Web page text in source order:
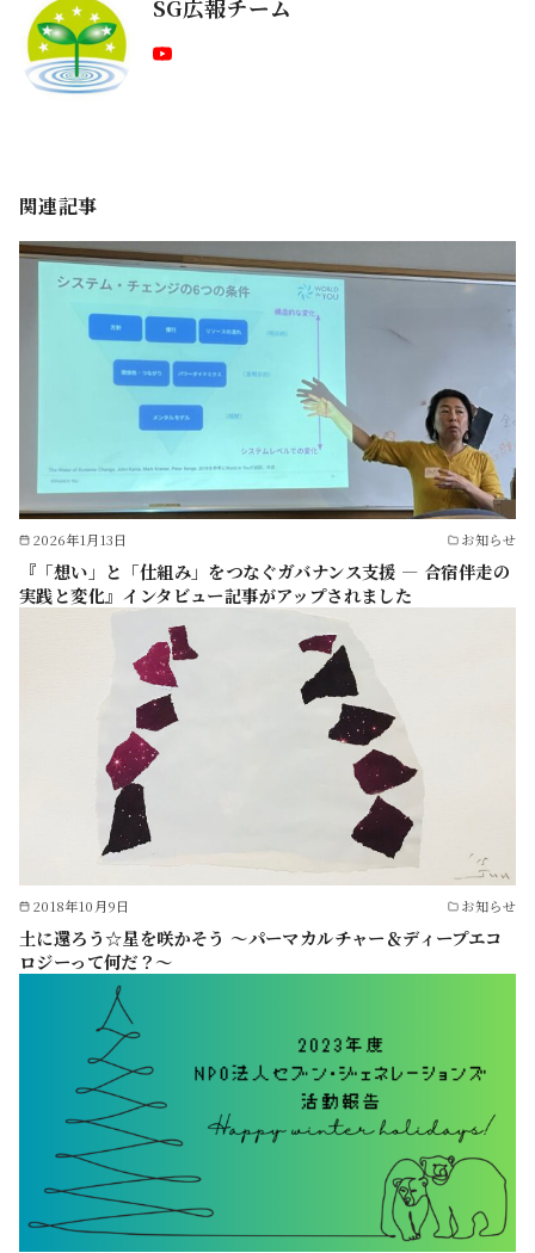
SG広報チーム
関連記事
2026年1月13日 お知らせ
『「想い」と「仕組み」をつなぐガバナンス支援 — 合宿伴走の
実践と変化』インタビュー記事がアップされました
2018年10月9日 お知らせ
土に還ろう☆星を咲かそう 〜パーマカルチャー＆ディープエコ
ロジーって何だ？〜